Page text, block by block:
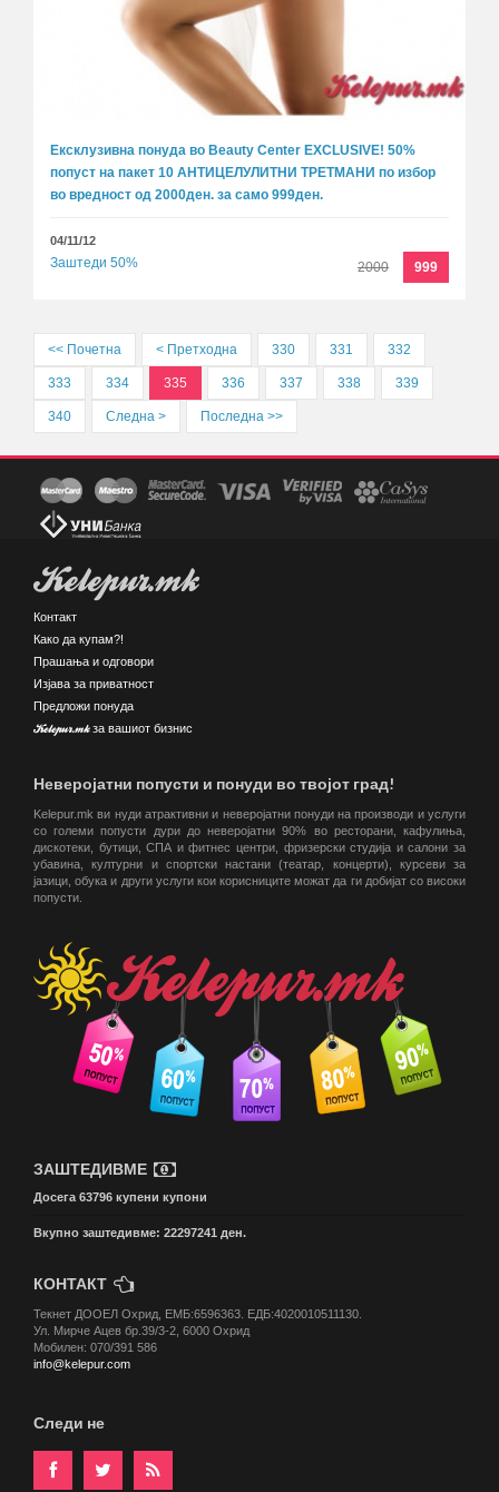
Ексклузивна понуда во Beauty Center EXCLUSIVE! 50%
попуст на пакет 10 АНТИЦЕЛУЛИТНИ ТРЕТМАНИ по избор
во вредност од 2000ден. за само 999ден.
04/11/12
Заштеди 50% 2000 999
<< Почетна < Претходна 330 331 332
333 334 335 336 337 338 339
340 Следна > Последна >>
Kelepur.mk
Контакт
Како да купам?!
Прашања и одговори
Изјава за приватност
Предложи понуда
Kelepur.mk за вашиот бизнис
Неверојатни попусти и понуди во твојот град!
Kelepur.mk ви нуди атрактивни и неверојатни понуди на производи и услуги
со големи попусти дури до неверојатни 90% во ресторани, кафулиња,
дискотеки, бутици, СПА и фитнес центри, фризерски студија и салони за
убавина, културни и спортски настани (театар, концерти), курсеви за
јазици, обука и други услуги кои корисниците можат да ги добијат со високи
попусти.
ЗАШТЕДИВМЕ
Досега 63796 купени купони
Вкупно заштедивме: 22297241 ден.
КОНТАКТ
Текнет ДООЕЛ Охрид, ЕМБ:6596363. ЕДБ:4020010511130.
Ул. Мирче Ацев бр.39/3-2, 6000 Охрид
Мобилен: 070/391 586
info@kelepur.com
Следи не